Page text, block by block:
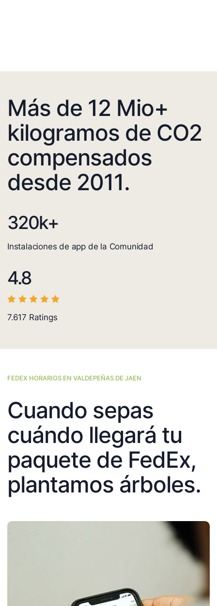
Más de 12 Mio+
kilogramos de CO2
compensados
desde 2011.
320k+
Instalaciones de app de la Comunidad
4.8
7.617 Ratings
FEDEX HORARIOS EN VALDEPEÑAS DE JAEN
Cuando sepas
cuándo llegará tu
paquete de FedEx,
plantamos árboles.